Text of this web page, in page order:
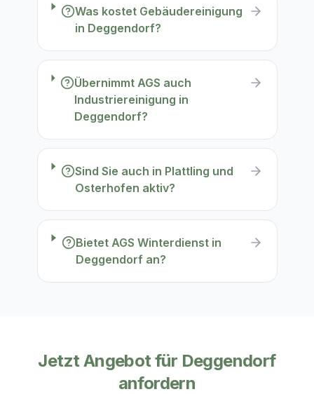
Was kostet Gebäudereinigung
in Deggendorf?
Übernimmt AGS auch
Industriereinigung in
Deggendorf?
Sind Sie auch in Plattling und
Osterhofen aktiv?
Bietet AGS Winterdienst in
Deggendorf an?
Jetzt Angebot für Deggendorf
anfordern